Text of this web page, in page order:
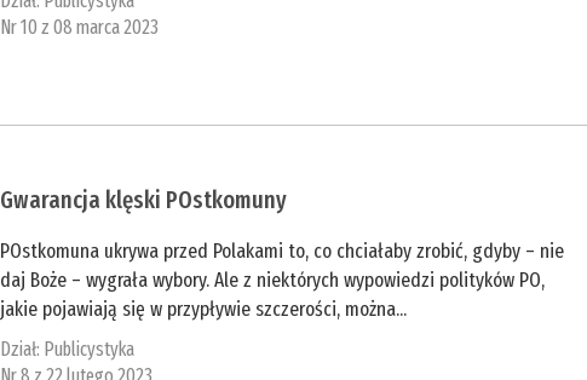
Nr 10 z 08 marca 2023
Gwarancja klęski POstkomuny
POstkomuna ukrywa przed Polakami to, co chciałaby zrobić, gdyby – nie
daj Boże – wygrała wybory. Ale z niektórych wypowiedzi polityków PO,
jakie pojawiają się w przypływie szczerości, można...
Dział: Publicystyka